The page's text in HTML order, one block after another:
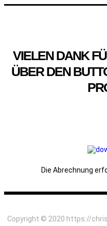
VIELEN DANK
ÜBER DEN
Die Abrechnung
Copyright © 2020 https://